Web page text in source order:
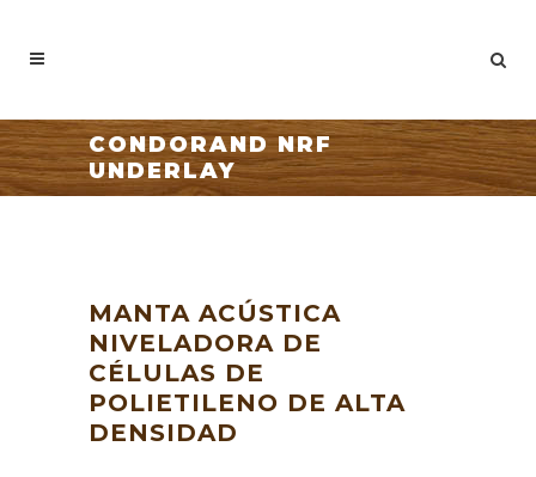
CONDORAND NRF
UNDERLAY
MANTA ACÚSTICA
NIVELADORA DE
CÉLULAS DE
POLIETILENO DE ALTA
DENSIDAD